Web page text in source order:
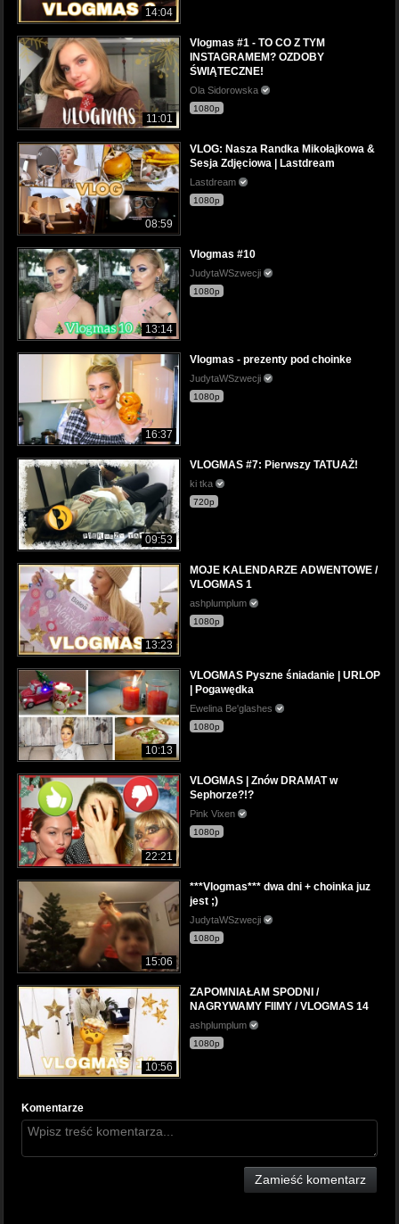
14:04
11:01
Vlogmas #1 - TO CO Z TYM
INSTAGRAMEM? OZDOBY
ŚWIĄTECZNE!
Ola Sidorowska
1080p
08:59
VLOG: Nasza Randka Mikołajkowa &
Sesja Zdjęciowa | Lastdream
Lastdream
1080p
13:14
Vlogmas #10
JudytaWSzwecji
1080p
16:37
Vlogmas - prezenty pod choinke
JudytaWSzwecji
1080p
09:53
VLOGMAS #7: Pierwszy TATUAŻ!
ki tka
720p
13:23
MOJE KALENDARZE ADWENTOWE /
VLOGMAS 1
ashplumplum
1080p
10:13
VLOGMAS Pyszne śniadanie | URLOP
| Pogawędka
Ewelina Be'glashes
1080p
22:21
VLOGMAS | Znów DRAMAT w
Sephorze?!?
Pink Vixen
1080p
15:06
***Vlogmas*** dwa dni + choinka juz
jest ;)
JudytaWSzwecji
1080p
10:56
ZAPOMNIAŁAM SPODNI /
NAGRYWAMY FIlMY / VLOGMAS 14
ashplumplum
1080p
Komentarze
Zamieść komentarz